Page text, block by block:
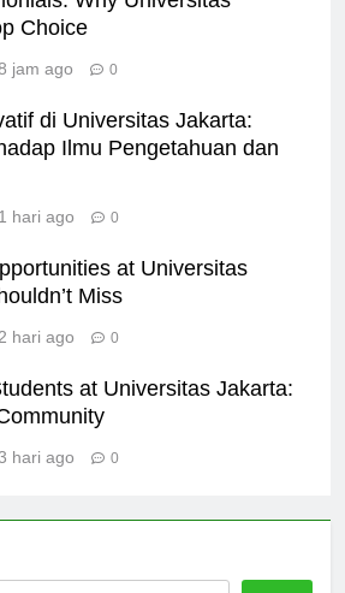
Why Universitas
di Universitas Jakarta:
Ilmu Pengetahuan dan
at Universitas
at Universitas Jakarta: